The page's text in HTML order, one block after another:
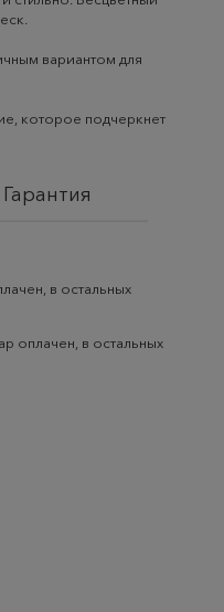
вариантом для
которое подчеркнет
Гарантия
в остальных
оплачен, в остальных